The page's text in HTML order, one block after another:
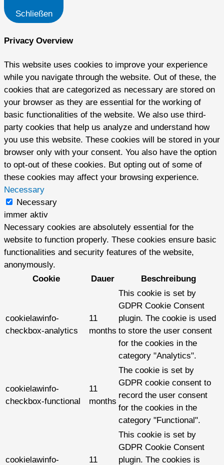
Schließen
Privacy Overview
This website uses cookies to improve your experience
while you navigate through the website. Out of these, the
cookies that are categorized as necessary are stored on
your browser as they are essential for the working of
basic functionalities of the website. We also use third-
party cookies that help us analyze and understand how
you use this website. These cookies will be stored in your
browser only with your consent. You also have the option
to opt-out of these cookies. But opting out of some of
these cookies may affect your browsing experience.
Necessary
Necessary
immer aktiv
Necessary cookies are absolutely essential for the
website to function properly. These cookies ensure basic
functionalities and security features of the website,
anonymously.
Cookie
Dauer Beschreibung
cookielawinfo-
checkbox-analytics
11
months
This cookie is set by
GDPR Cookie Consent
plugin. The cookie is used
to store the user consent
for the cookies in the
category "Analytics".
cookielawinfo-
checkbox-functional
11
months
The cookie is set by
GDPR cookie consent to
record the user consent
for the cookies in the
category "Functional".
cookielawinfo-
11
This cookie is set by
GDPR Cookie Consent
plugin. The cookies is